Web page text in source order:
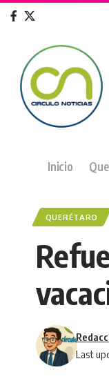
Inicio
QUERÉTARO
Last